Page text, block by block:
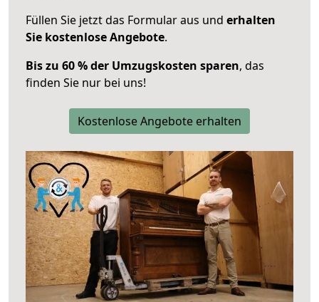
Füllen Sie jetzt das Formular aus und erhalten
Sie kostenlose Angebote.
Bis zu 60 % der Umzugskosten sparen, das
finden Sie nur bei uns!
Kostenlose Angebote erhalten